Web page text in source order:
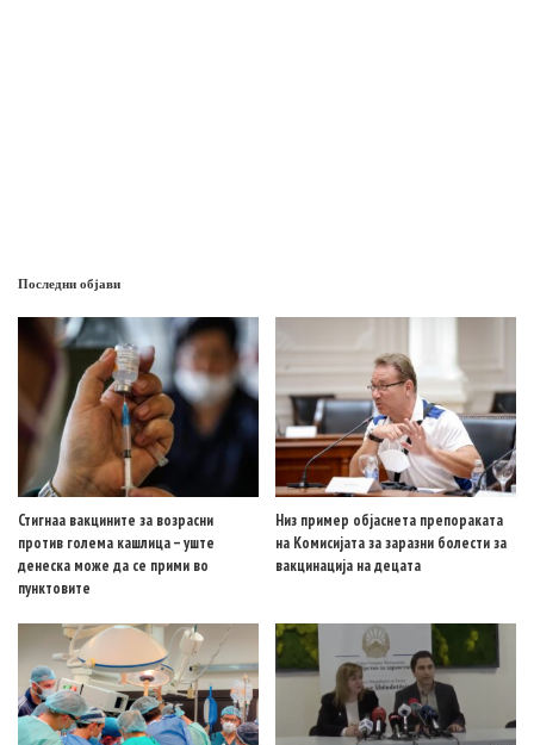
Последни објави
Стигнаа вакцините за возрасни
против голема кашлица – уште
денеска може да се прими во
пунктовите
Низ пример објаснета препораката
на Комисијата за заразни болести за
вакцинација на децата